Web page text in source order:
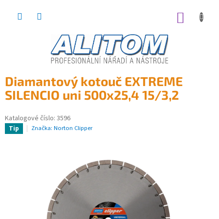
Diamantový kotouč EXTREME
SILENCIO uni 500x25,4 15/3,2
Katalogové číslo: 3596
Tip Značka: Norton Clipper